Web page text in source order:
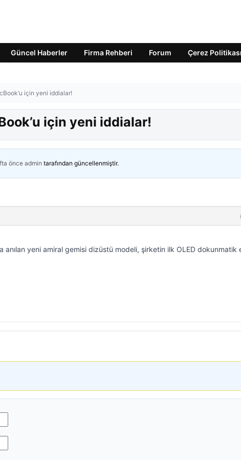
Güncel Haberler Firma Rehberi Forum Çerez Politikası
için yeni iddialar!
için yeni iddialar!
önceadmin tarafından güncellenmiştir.
anılan yeni amiral gemisi dizüstü modeli, şirketin ilk OLED dokunmatik